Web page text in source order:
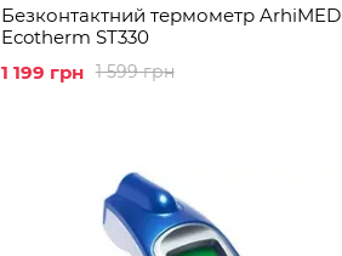
Безконтактний термометр ArhiMED
Ecotherm ST330
1 599 грн
1 199 грн